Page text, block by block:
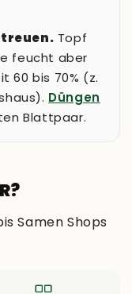
Topf
feucht aber
60 bis 70% (z.
Düngen
Blattpaar.
Samen Shops